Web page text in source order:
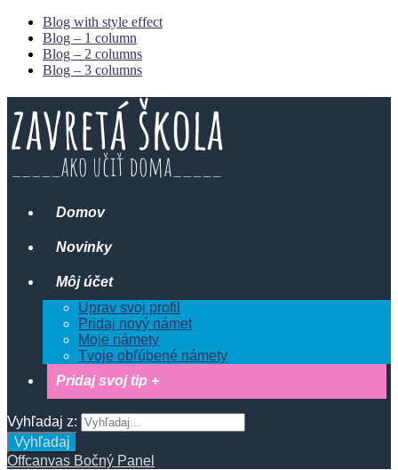
Blog with style effect
Blog – 1 column
Blog – 2 columns
Blog – 3 columns
Domov
Novinky
Môj účet
Uprav svoj profil
Pridaj nový námet
Moje námety
Tvoje obľúbené námety
Pridaj svoj tip +
Vyhľadaj z:
Vyhľadaj
Offcanvas Bočný Panel